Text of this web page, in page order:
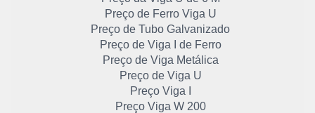
Preço de Ferro Viga U
Preço de Tubo Galvanizado
Preço de Viga I de Ferro
Preço de Viga Metálica
Preço de Viga U
Preço Viga I
Preço Viga W 200